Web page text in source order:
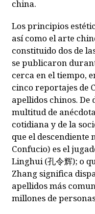
china.
Los principios
así como el arte
constituido dos de
se publicaron
cerca en el tiempo,
cinco reportajes de
apellidos chinos.
multitud de
cotidiana y de la
que el descendiente
Confucio) es el
Linghui (孔令辉); o
Zhang significa
apellidos más
millones de